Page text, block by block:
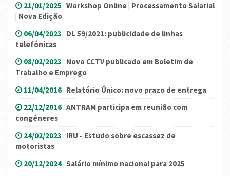
21/01/2025 Workshop Online | Processamento Salarial
| Nova Edição
06/04/2023 DL 59/2021: publicidade de linhas
telefónicas
08/02/2023 Novo CCTV publicado em Boletim de
Trabalho e Emprego
11/04/2016 Relatório Único: novo prazo de entrega
22/12/2016 ANTRAM participa em reunião com
congéneres
24/02/2023 IRU - Estudo sobre escassez de
motoristas
20/12/2024 Salário mínimo nacional para 2025